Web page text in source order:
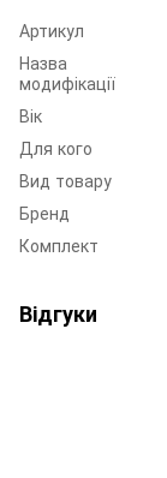
Артикул
Назва
модифікації
Вік
Для кого
Вид товару
Бренд
Комплект
Відгуки